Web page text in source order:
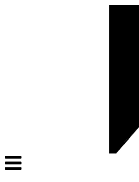
Veksle
navigasjon